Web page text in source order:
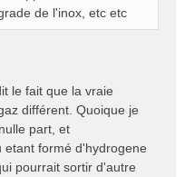
de l'inox, etc etc
le fait que la vraie
différent. Quoique je
part, et
etant formé d'hydrogene
pourrait sortir d'autre